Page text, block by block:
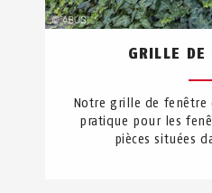
GRILLE DE
Notre grille de
pratique pour les
pièces situées